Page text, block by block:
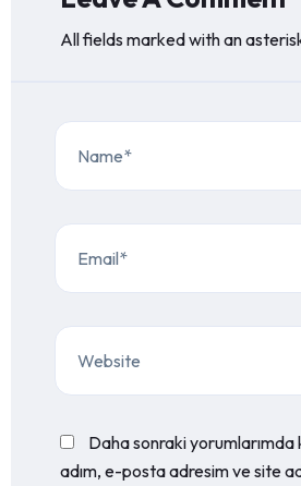
All fields marked with an
Daha sonraki yorumlarımda
adım, e-posta adresim ve site